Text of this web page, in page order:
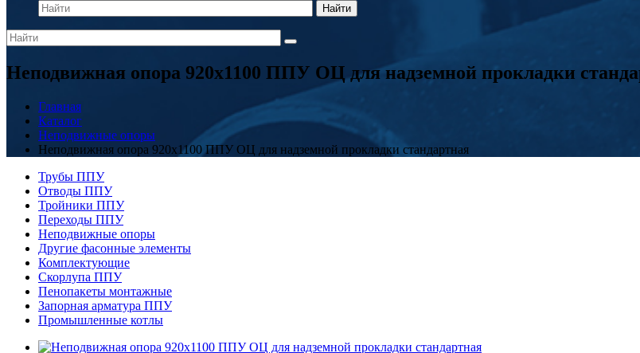
Найти
Неподвижная опора 920x1100 ППУ ОЦ для надземной прокладки
Главная
Каталог
Неподвижные опоры
Неподвижная опора 920x1100 ППУ ОЦ для надземной прокладки стандартная
Трубы ППУ
Отводы ППУ
Тройники ППУ
Переходы ППУ
Неподвижные опоры
Другие фасонные элементы
Комплектующие
Скорлупа ППУ
Пенопакеты монтажные
Запорная арматура ППУ
Промышленные котлы